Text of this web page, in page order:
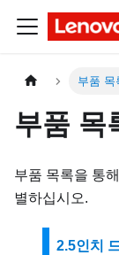
부품 목
부품 목
부품 목록을 통
별하십시오.
2.5인치